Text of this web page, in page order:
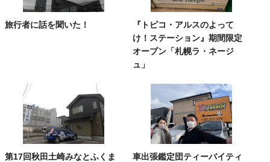
旅行者に話を聞いた！
『トピコ・アルスのよって
け！ステーション』期間限定
オープン「札幌ラ・ネージ
ュ」
第17回秋田土崎みなとふくま
車出張鑑定団ティーバイティ